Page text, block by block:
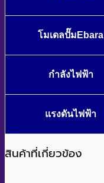
โมเดลปั๊มEbara
กำลังไฟฟ้า
แรงดันไฟฟ้า
สินค้าที่เกี่ยวข้อง